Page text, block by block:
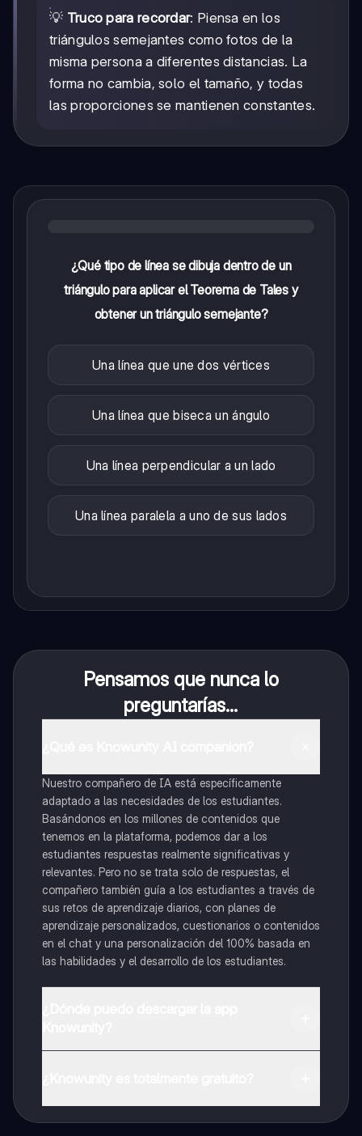
💡 Truco para recordar: Piensa en los
triángulos semejantes como fotos de la
misma persona a diferentes distancias. La
forma no cambia, solo el tamaño, y todas
las proporciones se mantienen constantes.
¿Qué tipo de línea se dibuja dentro de un
triángulo para aplicar el Teorema de Tales y
obtener un triángulo semejante?
Una línea que une dos vértices
Una línea que biseca un ángulo
Una línea perpendicular a un lado
Una línea paralela a uno de sus lados
Pensamos que nunca lo
preguntarías...
Nuestro compañero de IA está específicamente
adaptado a las necesidades de los estudiantes.
Basándonos en los millones de contenidos que
tenemos en la plataforma, podemos dar a los
estudiantes respuestas realmente significativas y
relevantes. Pero no se trata solo de respuestas, el
compañero también guía a los estudiantes a través de
sus retos de aprendizaje diarios, con planes de
aprendizaje personalizados, cuestionarios o contenidos
en el chat y una personalización del 100% basada en
las habilidades y el desarrollo de los estudiantes.